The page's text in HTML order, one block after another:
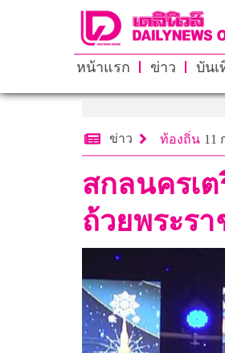
หน้าแรก ข่าว บันเ
ข่าว ท้องถิ่น 11
สกลนครเ
ถ้วยพระร